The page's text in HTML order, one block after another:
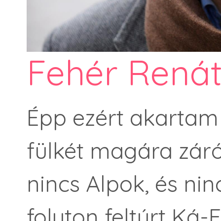
Fehér
Épp ezért
fülkét magára
nincs Alpok, és